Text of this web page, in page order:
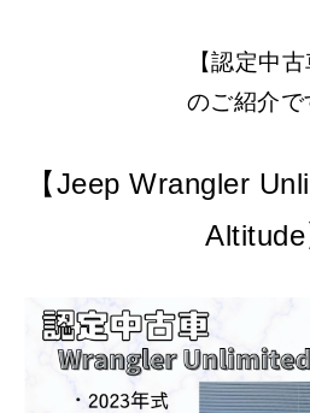
【認定中古
のご紹介で
【Jeep Wrangler
Altitude